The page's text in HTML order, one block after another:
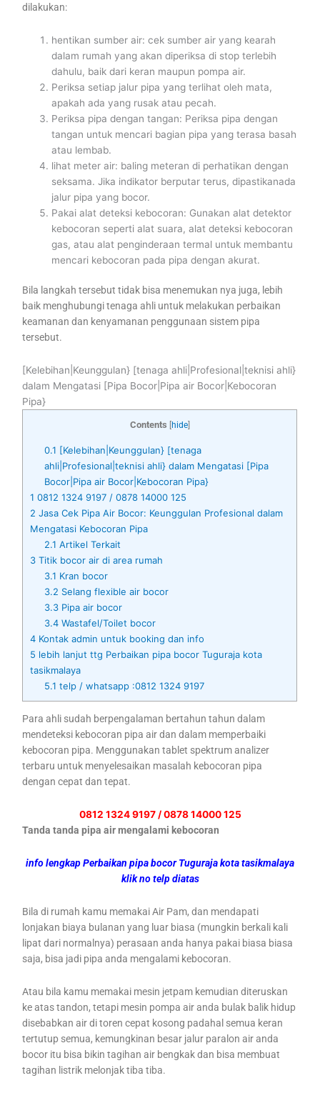
dilakukan:
hentikan sumber air: cek sumber air yang kearah
dalam rumah yang akan diperiksa di stop terlebih
dahulu, baik dari keran maupun pompa air.
Periksa setiap jalur pipa yang terlihat oleh mata,
apakah ada yang rusak atau pecah.
Periksa pipa dengan tangan: Periksa pipa dengan
tangan untuk mencari bagian pipa yang terasa basah
atau lembab.
lihat meter air: baling meteran di perhatikan dengan
seksama. Jika indikator berputar terus, dipastikanada
jalur pipa yang bocor.
Pakai alat deteksi kebocoran: Gunakan alat detektor
kebocoran seperti alat suara, alat deteksi kebocoran
gas, atau alat penginderaan termal untuk membantu
mencari kebocoran pada pipa dengan akurat.
Bila langkah tersebut tidak bisa menemukan nya juga, lebih
baik menghubungi tenaga ahli untuk melakukan perbaikan
keamanan dan kenyamanan penggunaan sistem pipa
tersebut.
[Kelebihan|Keunggulan} [tenaga ahli|Profesional|teknisi ahli}
dalam Mengatasi [Pipa Bocor|Pipa air Bocor|Kebocoran
Pipa}
Contents hide]
0.1 [Kelebihan|Keunggulan} [tenaga
ahli|Profesional|teknisi ahli} dalam Mengatasi [Pipa
Bocor|Pipa air Bocor|Kebocoran Pipa}
1 0812 1324 9197 / 0878 14000 125
2 Jasa Cek Pipa Air Bocor: Keunggulan Profesional dalam
Mengatasi Kebocoran Pipa
2.1 Artikel Terkait
3 Titik bocor air di area rumah
3.1 Kran bocor
3.2 Selang flexible air bocor
3.3Pipa air bocor
3.4Wastafel/Toilet bocor
4 Kontak admin untuk booking dan info
5 lebih lanjut ttg Perbaikan pipa bocor Tuguraja kota
tasikmalaya
5.1 telp / whatsapp :0812 1324 9197
Para ahli sudah berpengalaman bertahun tahun dalam
mendeteksi kebocoran pipa air dan dalam memperbaiki
kebocoran pipa. Menggunakan tablet spektrum analizer
terbaru untuk menyelesaikan masalah kebocoran pipa
dengan cepat dan tepat.
0812 1324 9197 / 0878 14000 125
Tanda tanda pipa air mengalami kebocoran
info lengkap Perbaikan pipa bocor Tuguraja kota tasikmalaya
klik no telp diatas
Bila di rumah kamu memakai Air Pam, dan mendapati
lonjakan biaya bulanan yang luar biasa (mungkin berkali kali
lipat dari normalnya) perasaan anda hanya pakai biasa biasa
saja, bisa jadi pipa anda mengalami kebocoran.
Atau bila kamu memakai mesin jetpam kemudian diteruskan
ke atas tandon, tetapi mesin pompa air anda bulak balik hidup
disebabkan air di toren cepat kosong padahal semua keran
tertutup semua, kemungkinan besar jalur paralon air anda
bocor itu bisa bikin tagihan air bengkak dan bisa membuat
tagihan listrik melonjak tiba tiba.